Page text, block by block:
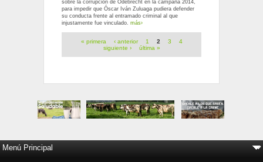
sobre la corrupción de Odebrecht en la campaña 2014,
para impedir que Óscar Iván Zuluaga pudiera defender
su conducta frente al entramado criminal al que
injustamente fue vinculado. más›
Páginas
« primera ‹ anterior 1 2 3
4
siguiente ›
última »